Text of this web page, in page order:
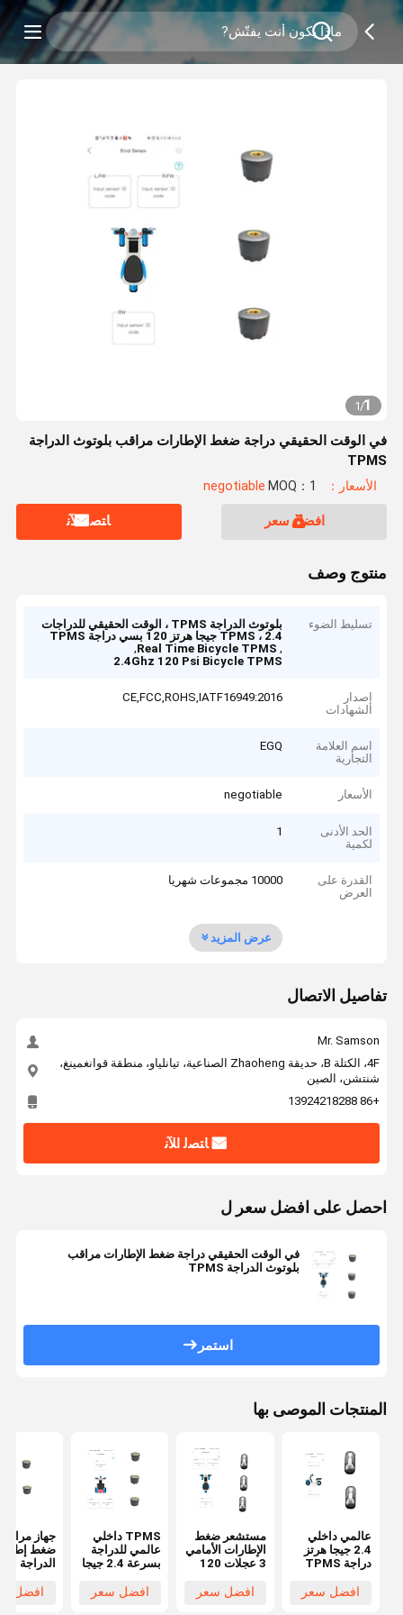
1
/
1
في الوقت الحقيقي دراجة ضغط الإطارات مراقب بلوتوث الدراجة
TPMS
الأسعار：negotiable MOQ：1
افضل سعر ﺎﺘﺼﻟ ﺍﻶﻧ
منتوج وصف
تسليط الضوء
بلوتوث الدراجة TPMS ، الوقت الحقيقي للدراجات
TPMS ، 2.4 جيجا هرتز 120 بسي دراجة TPMS
,
Real Time Bicycle TPMS
,
2.4Ghz 120 Psi Bicycle TPMS
إصدار
الشهادات
CE,FCC,ROHS,IATF16949:2016
اسم العلامة
التجارية
EGQ
الأسعار negotiable
الحد الأدنى
لكمية
1
القدرة على
العرض
10000 مجموعات شهريا
عرض المزيد
تفاصيل الاتصال
Mr. Samson
4F، الكتلة B، حديقة Zhaoheng الصناعية، تيانلياو، منطقة قوانغمينغ،
شنتشن، الصين
+86 13924218288
ﺎﺘﺼﻟ ﺍﻶﻧ
احصل على افضل سعر ل
في الوقت الحقيقي دراجة ضغط الإطارات مراقب
بلوتوث الدراجة TPMS
استمر
المنتجات الموصى بها
عالمي داخلي
2.4 جيجا هرتز
دراجة TPMS
tpms شاحنة
افضل سعر
مستشعر ضغط
الإطارات الأمامي
3 عجلات 120
TPMS
افضل سعر
TPMS داخلي
عالمي للدراجة
بسرعة 2.4 جيجا
الوقت الحقيقي
لسيارات الركاب
افضل سعر
جهاز مراقبة
ضغط إطار
في الوقت
افضل